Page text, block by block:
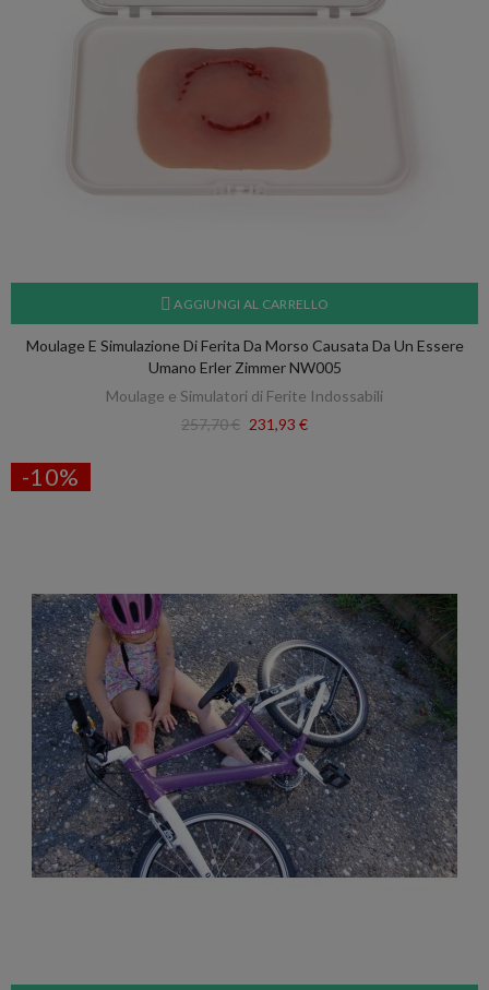
AGGIUNGI AL CARRELLO
Moulage E Simulazione Di Ferita Da Morso Causata Da Un Essere
Umano Erler Zimmer NW005
Moulage e Simulatori di Ferite Indossabili
257,70 € 231,93 €
-10%